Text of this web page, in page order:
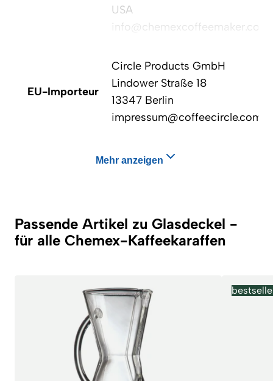
USA
info@chemexcoffeemaker.com
EU-Importeur
Circle Products GmbH
Lindower Straße 18
13347 Berlin
impressum@coffeecircle.com
Mehr anzeigen
Passende Artikel zu Glasdeckel -
für alle Chemex-Kaffeekaraffen